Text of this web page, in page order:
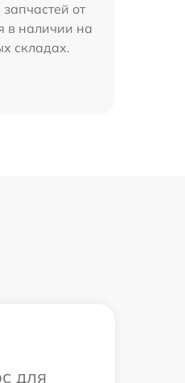
от
в наличии на
складах.
для